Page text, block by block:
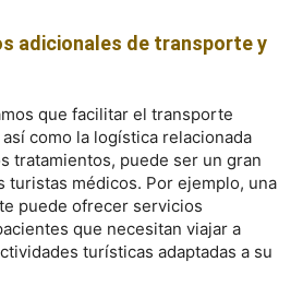
adicionales de transporte y
que facilitar el transporte
como la logística relacionada
tratamientos, puede ser un gran
turistas médicos. Por ejemplo, una
puede ofrecer servicios
que necesitan viajar a
turísticas adaptadas a su